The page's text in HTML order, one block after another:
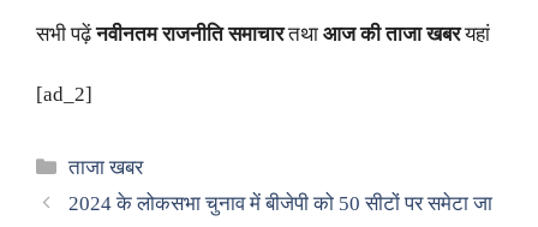
सभी पढ़ेंनवीनतम राजनीति समाचारतथा आज की ताजा खबरयहां
[ad_2]
Categories
ताजा खबर
2024 के लोकसभा चुनाव में बीजेपी को 50 सीटों पर समेटा जा